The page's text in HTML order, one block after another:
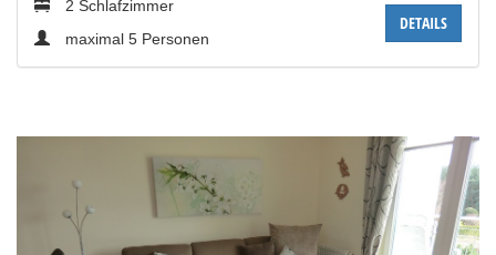
DETAILS
2 Schlafzimmer
maximal 5 Personen